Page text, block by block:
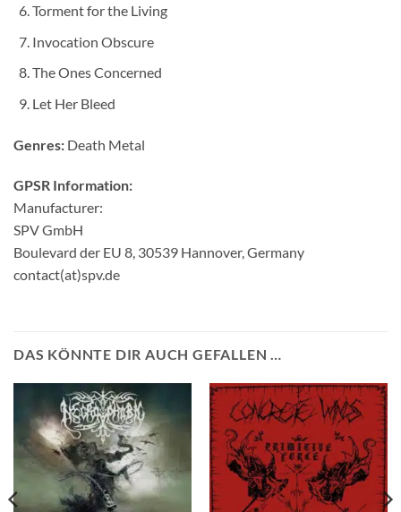
Torment for the Living
Invocation Obscure
The Ones Concerned
Let Her Bleed
Genres: Death Metal
GPSR Information:
Manufacturer:
SPV GmbH
Boulevard der EU 8, 30539 Hannover, Germany
contact(at)spv.de
DAS KÖNNTE DIR AUCH GEFALLEN …